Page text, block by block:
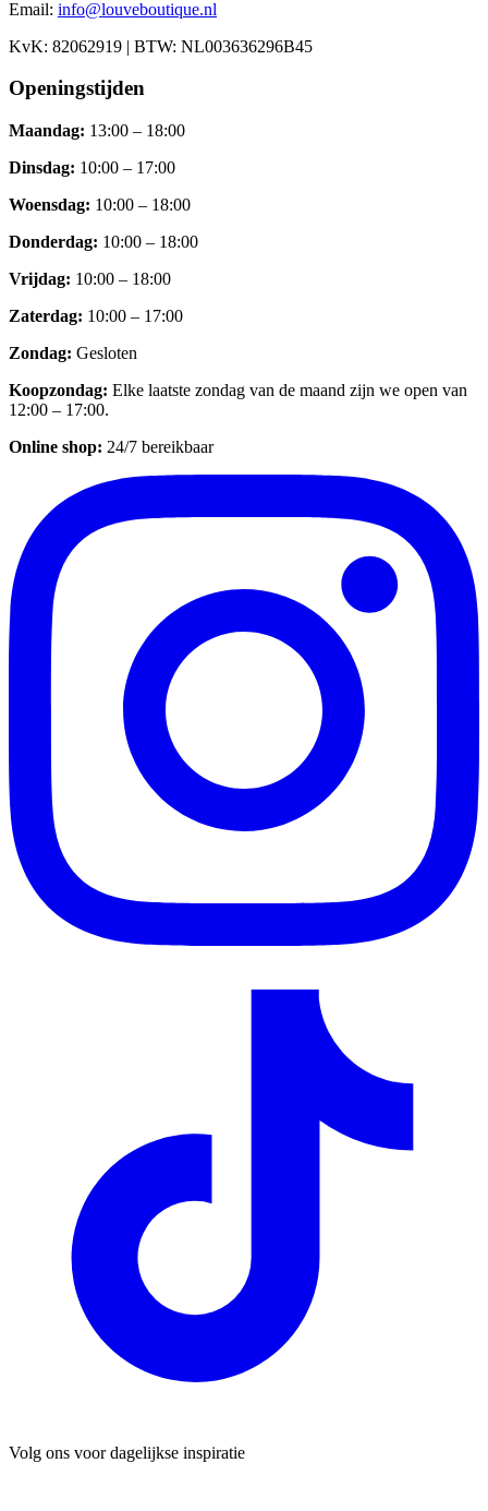
Email: info@louveboutique.nl
KvK: 82062919 | BTW: NL003636296B45
Openingstijden
Maandag: 13:00 – 18:00
Dinsdag: 10:00 – 17:00
Woensdag: 10:00 – 18:00
Donderdag: 10:00 – 18:00
Vrijdag: 10:00 – 18:00
Zaterdag: 10:00 – 17:00
Zondag: Gesloten
Koopzondag: Elke laatste zondag van de maand zijn we open van
12:00 – 17:00.
Online shop: 24/7 bereikbaar
Volg ons voor dagelijkse inspiratie